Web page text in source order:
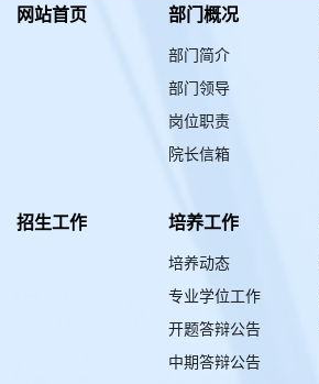
网站首页 部门概况
部门简介
部门领导
岗位职责
院长信箱
招生工作 培养工作
培养动态
专业学位工作
开题答辩公告
中期答辩公告